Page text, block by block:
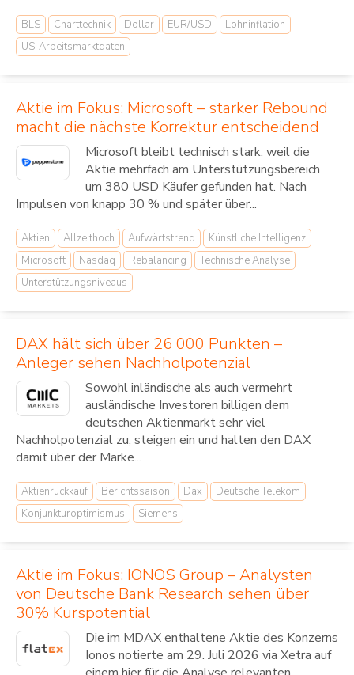
BLS Charttechnik Dollar EUR/USD
Lohninflation
US-Arbeitsmarktdaten
Aktie im Fokus: Microsoft – starker Rebound
macht die nächste Korrektur entscheidend
Microsoft bleibt technisch stark, weil die
Aktie mehrfach am Unterstützungsbereich
um 380 USD Käufer gefunden hat. Nach
Impulsen von knapp 30 % und später über...
Aktien Allzeithoch Aufwärtstrend
Künstliche Intelligenz
Microsoft
Nasdaq Rebalancing
Technische Analyse
Unterstützungsniveaus
DAX hält sich über 26 000 Punkten –
Anleger sehen Nachholpotenzial
Sowohl inländische als auch vermehrt
ausländische Investoren billigen dem
deutschen Aktienmarkt sehr viel
Nachholpotenzial zu, steigen ein und halten den DAX
damit über der Marke...
Aktienrückkauf Berichtssaison Dax
Deutsche Telekom
Konjunkturoptimismus
Siemens
Aktie im Fokus: IONOS Group – Analysten
von Deutsche Bank Research sehen über
30% Kurspotential
Die im MDAX enthaltene Aktie des Konzerns
Ionos notierte am 29. Juli 2026 via Xetra auf